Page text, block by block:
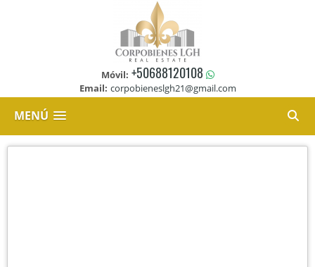
Móvil: +50688120108
Email: corpobieneslgh21@gmail.com
MENÚ